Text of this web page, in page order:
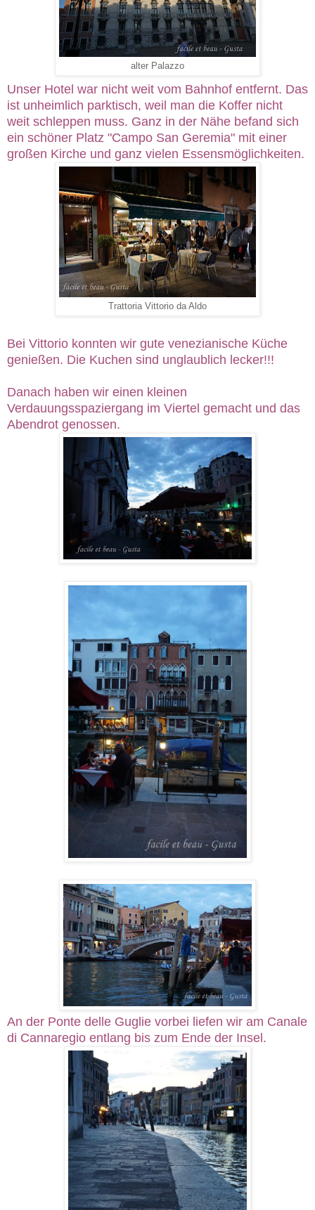
alter Palazzo
Unser Hotel war nicht weit vom Bahnhof entfernt. Das
ist unheimlich parktisch, weil man die Koffer nicht
weit schleppen muss. Ganz in der Nähe befand sich
ein schöner Platz "Campo San Geremia" mit einer
großen Kirche und ganz vielen Essensmöglichkeiten.
Trattoria Vittorio da Aldo
Bei Vittorio konnten wir gute venezianische Küche
genießen. Die Kuchen sind unglaublich lecker!!!
Danach haben wir einen kleinen
Verdauungsspaziergang im Viertel gemacht und das
Abendrot genossen.
An der Ponte delle Guglie vorbei liefen wir am Canale
di Cannaregio entlang bis zum Ende der Insel.